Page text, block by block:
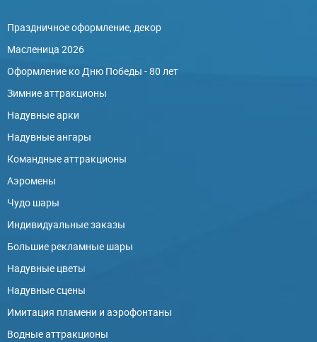
Праздничное оформление, декор
Масленица 2026
Оформление ко Дню Победы - 80 лет
Зимние аттракционы
Надувные арки
Надувные ангары
Командные аттракционы
Аэромены
Чудо шары
Индивидуальные заказы
Большие рекламные шары
Надувные цветы
Надувные сцены
Имитация пламени и аэрофонтаны
Водные аттракционы